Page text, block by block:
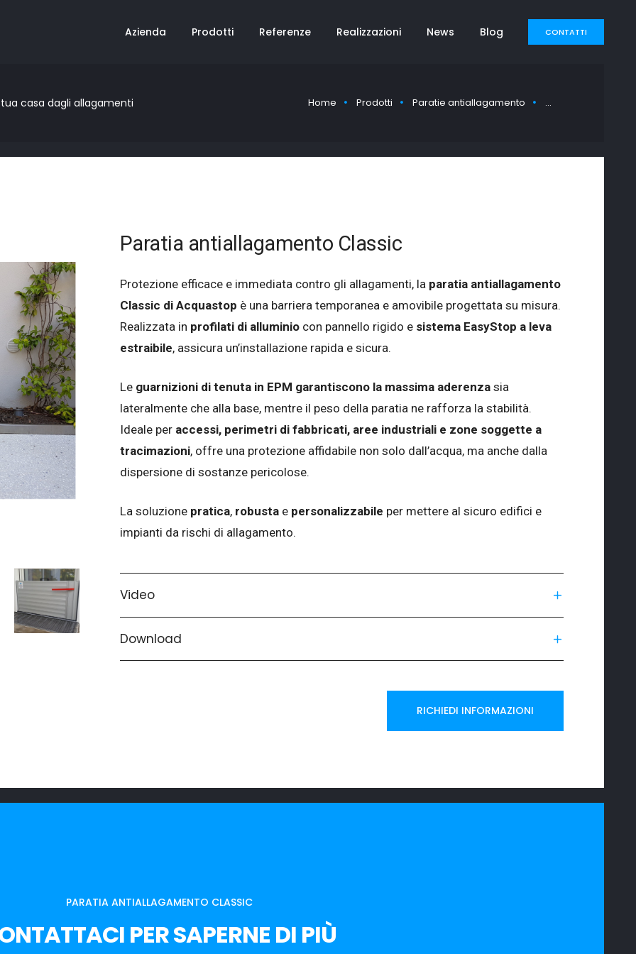
Azienda Prodotti Referenze Realizzazioni News Blog CONTATTI
casa dagli allagamenti Home Prodotti Paratie antiallagamento Paratia
Paratia antiallagamento Classic
Protezione efficace e immediata contro gli allagamenti, laparatia antiallagamento
Classic di Acquastop è una barriera temporanea e amovibile progettata su misura.
Realizzata in profilati di alluminio con pannello rigido e sistema EasyStop a leva
estraibile, assicura un’installazione rapida e sicura.
Leguarnizioni di tenuta in EPM garantiscono la massima aderenzasia
lateralmente che alla base, mentre il peso della paratia ne rafforza la stabilità.
Ideale per accessi, perimetri di fabbricati, aree industriali e zone soggette a
tracimazioni, offre una protezione affidabile non solo dall’acqua, ma anche dalla
dispersione di sostanze pericolose.
La soluzione pratica, robusta e personalizzabile per mettere al sicuro edifici e
impianti da rischi di allagamento.
Video
Download
RICHIEDI INFORMAZIONI
PARATIA ANTIALLAGAMENTO CLASSIC
PER SAPERNE DI PIÙ